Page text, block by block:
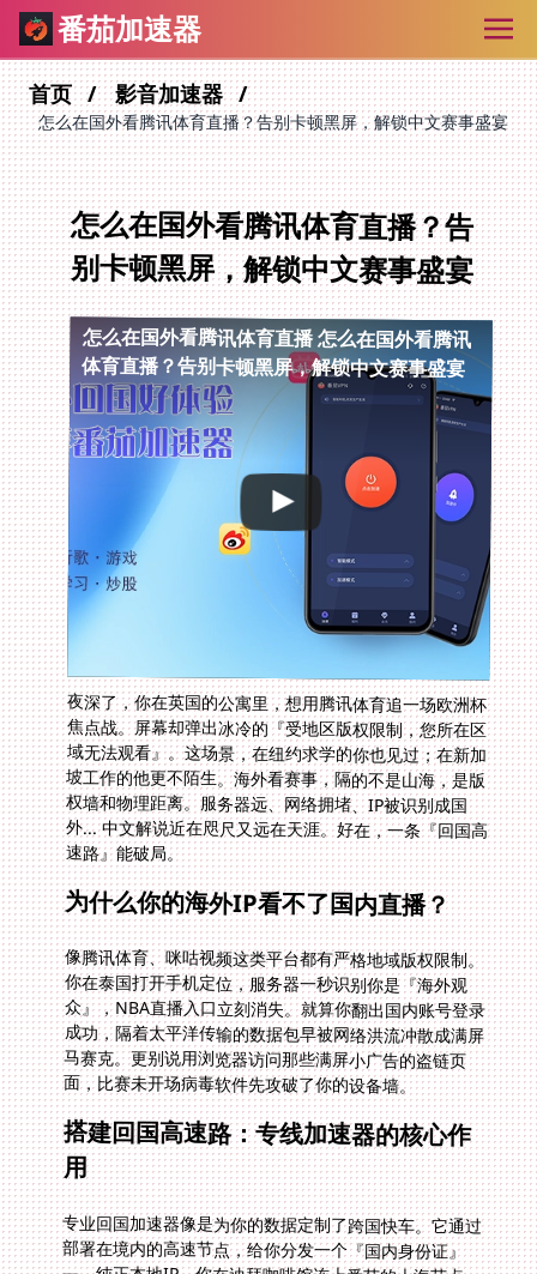
番茄加速器
首页 影音加速器
怎么在国外看腾讯体育直播？告别卡顿黑屏，解锁中文赛事盛宴
怎么在国外看腾讯体育直播？告
别卡顿黑屏，解锁中文赛事盛宴
怎么在国外看腾讯体育直播 怎么在国外看腾讯
体育直播？告别卡顿黑屏，解锁中文赛事盛宴
夜深了，你在英国的公寓里，想用腾讯体育追一场欧洲杯
焦点战。屏幕却弹出冰冷的『受地区版权限制，您所在区
域无法观看』。这场景，在纽约求学的你也见过；在新加
坡工作的他更不陌生。海外看赛事，隔的不是山海，是版
权墙和物理距离。服务器远、网络拥堵、IP被识别成国
外... 中文解说近在咫尺又远在天涯。好在，一条『回国高
速路』能破局。
为什么你的海外IP看不了国内直播？
像腾讯体育、咪咕视频这类平台都有严格地域版权限制。
你在泰国打开手机定位，服务器一秒识别你是『海外观
众』，NBA直播入口立刻消失。就算你翻出国内账号登录
成功，隔着太平洋传输的数据包早被网络洪流冲散成满屏
马赛克。更别说用浏览器访问那些满屏小广告的盗链页
面，比赛未开场病毒软件先攻破了你的设备墙。
搭建回国高速路：专线加速器的核心作
用
专业回国加速器像是为你的数据定制了跨国快车。它通过
部署在境内的高速节点，给你分发一个『国内身份证』
——纯正本地IP。你在迪拜咖啡馆连上番茄的上海节点，
腾讯体育服务器看到的是『本地居民』正请求接入NBA直
播。这条快车还绕开公共网络堵点，数据全程走VIP加密